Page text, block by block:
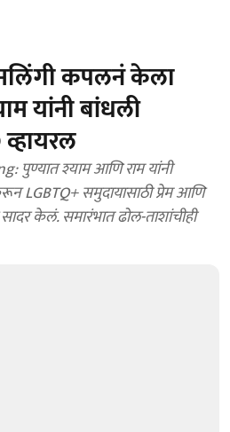
कपलनं केला
यांनी बांधली
पुण्यात श्याम आणि राम यांनी
LGBTQ+ समुदायासाठी प्रेम आणि
केलं. समारंभात ढोल-ताशांचीही